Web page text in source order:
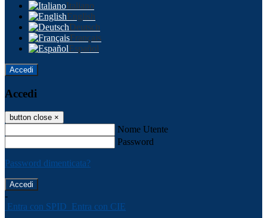
Italiano
English
Deutsch
Français
Español
Accedi
Accedi
button close ×
Nome Utente
Password
Password dimenticata?
-
Entra con SPID Entra con CIE